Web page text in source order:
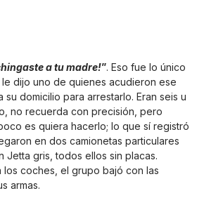
a tu madre!”. Eso fue lo único
dijo uno de quienes acudieron ese
su domicilio para arrestarlo. Eran seis u
no recuerda con precisión, pero
es quiera hacerlo; lo que sí registró
en dos camionetas particulares
Jetta gris, todos ellos sin placas.
los coches, el grupo bajó con las
armas.